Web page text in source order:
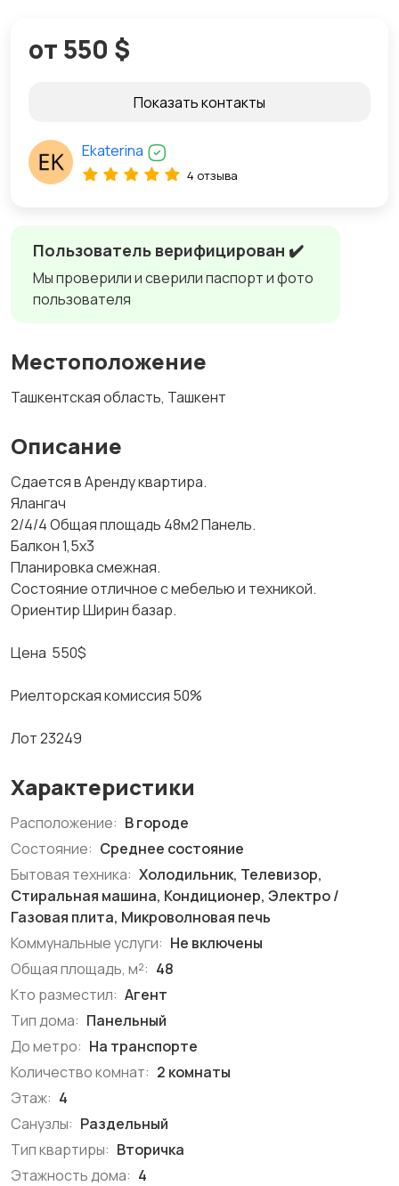
Пользователь верифицирован ✔️
Мы проверили и сверили паспорт и фото
пользователя
Местоположение
Ташкентская область, Ташкент
Описание
Сдается в Аренду квартира.
Ялангач
2/4/4 Общая площадь 48м2 Панель.
Балкон 1,5х3
Планировка смежная.
Состояние отличное с мебелью и техникой.
Ориентир Ширин базар.
Цена 550$
Риелторская комиссия 50%
Лот 23249
Характеристики
Расположение: В городе
Состояние: Среднее состояние
Бытовая техника: Холодильник, Телевизор,
Стиральная машина, Кондиционер, Электро /
Газовая плита, Микроволновая печь
Коммунальные услуги: Не включены
Общая площадь, м²: 48
Кто разместил: Агент
Тип дома: Панельный
До метро: На транспорте
Количество комнат: 2 комнаты
Этаж: 4
Санузлы: Раздельный
Тип квартиры: Вторичка
Этажность дома: 4
от 550 $
Показать контакты
Ekaterina
4 отзыва